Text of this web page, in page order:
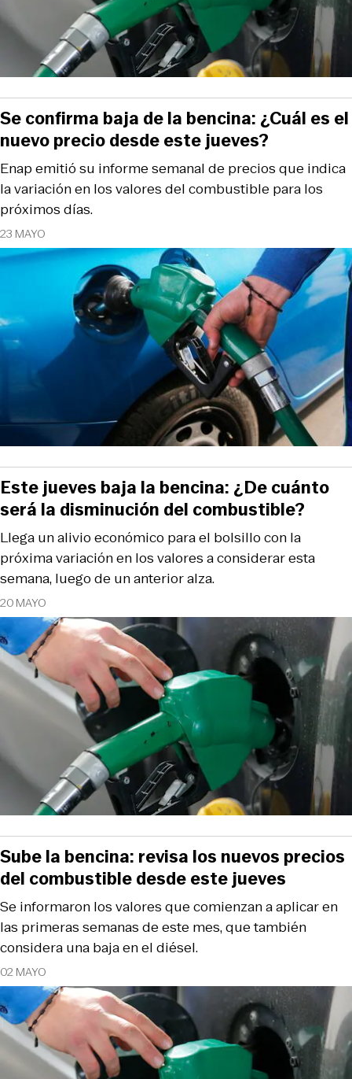
23 MAYO
Enap emitió su informe semanal de precios que indica
la variación en los valores del combustible para los
próximos días.
Se confirma baja de la bencina: ¿Cuál es el
nuevo precio desde este jueves?
20 MAYO
Llega un alivio económico para el bolsillo con la
próxima variación en los valores a considerar esta
semana, luego de un anterior alza.
Este jueves baja la bencina: ¿De cuánto
será la disminución del combustible?
02 MAYO
Se informaron los valores que comienzan a aplicar en
las primeras semanas de este mes, que también
considera una baja en el diésel.
Sube la bencina: revisa los nuevos precios
del combustible desde este jueves